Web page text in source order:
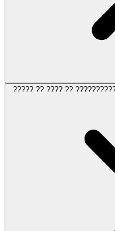
????? ?? ???? ??